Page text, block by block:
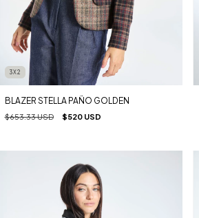
3X2
BLAZER STELLA PAÑO GOLDEN
$653.33 USD $520 USD